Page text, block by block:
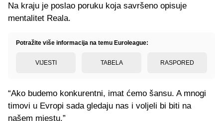
Na kraju je poslao poruku koja savršeno opisuje
mentalitet Reala.
Potražite više informacija na temu Euroleague:
VIJESTI TABELA RASPORED
“Ako budemo konkurentni, imat ćemo šansu. A mnogi
timovi u Evropi sada gledaju nas i voljeli bi biti na
našem mjestu.”